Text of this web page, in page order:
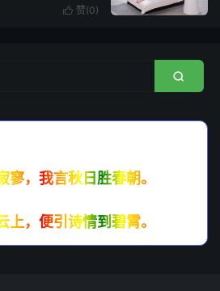
 赞(0)

寥，我言秋日胜春朝。
上，便引诗情到碧霄。